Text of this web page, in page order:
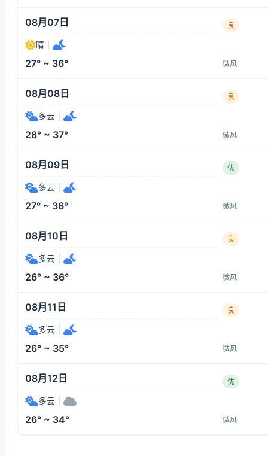
08月07日 良
晴
27° ~ 36° 微风
08月08日 良
多云
28° ~ 37° 微风
08月09日 优
多云
27° ~ 36° 微风
08月10日 良
多云
26° ~ 36° 微风
08月11日 良
多云
26° ~ 35° 微风
08月12日 优
多云
26° ~ 34° 微风